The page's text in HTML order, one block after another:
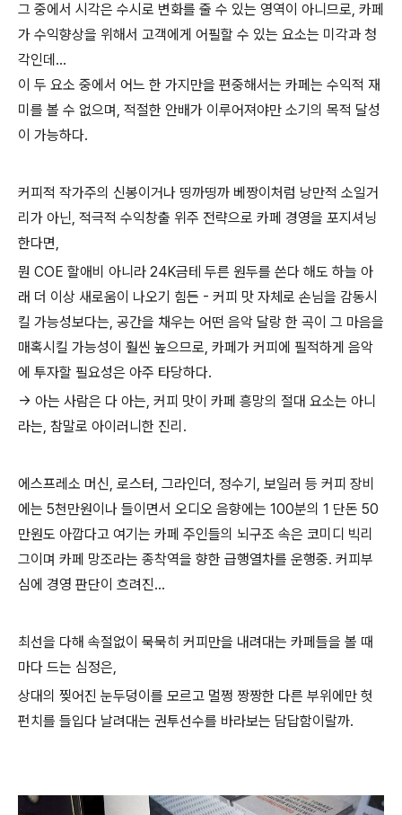
그 중에서 시각은 수시로 변화를 줄 수 있는 영역이 아니므로, 카페
가 수익향상을 위해서 고객에게 어필할 수 있는 요소는 미각과 청
각인데...
이 두 요소 중에서 어느 한 가지만을 편중해서는 카페는 수익적 재
미를 볼 수 없으며, 적절한 안배가 이루어져야만 소기의 목적 달성
이 가능하다.
커피적 작가주의 신봉이거나 띵까띵까 베짱이처럼 낭만적 소일거
리가 아닌, 적극적 수익창출 위주 전략으로 카페 경영을 포지셔닝
한다면,
뭔 COE 할애비 아니라 24K금테 두른 원두를 쓴다 해도 하늘 아
래 더 이상 새로움이 나오기 힘든 - 커피 맛 자체로 손님을 감동시
킬 가능성보다는, 공간을 채우는 어떤 음악 달랑 한 곡이 그 마음을
매혹시킬 가능성이 훨씬 높으므로, 카페가 커피에 필적하게 음악
에 투자할 필요성은 아주 타당하다.
→ 아는 사람은 다 아는, 커피 맛이 카페 흥망의 절대 요소는 아니
라는, 참말로 아이러니한 진리.
에스프레소 머신, 로스터, 그라인더, 정수기, 보일러 등 커피 장비
에는 5천만원이나 들이면서 오디오 음향에는 100분의 1 단돈 50
만원도 아깝다고 여기는 카페 주인들의 뇌구조 속은 코미디 빅리
그이며 카페 망조라는 종착역을 향한 급행열차를 운행중. 커피부
심에 경영 판단이 흐려진...
최선을 다해 속절없이 묵묵히 커피만을 내려대는 카페들을 볼 때
마다 드는 심정은,
상대의 찢어진 눈두덩이를 모르고 멀쩡 짱짱한 다른 부위에만 헛
펀치를 들입다 날려대는 권투선수를 바라보는 담답함이랄까.